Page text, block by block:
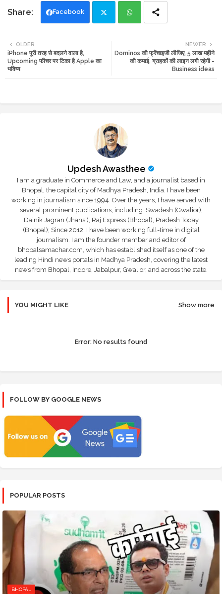
Facebook
ats
NEWER
Dominos की फ्रेंचाइजी लीजिए, 5 लाख महीने
की कमाई, ग्राहकों की लाइन लगी रहेगी -
Business ideas
OLDER
iPhone पूरी तरह से बदलने वाला है,
Upcoming फीचर पर टिका है Apple का
भविष्य
Updesh Awasthee
I am a graduate in Commerce and Law, and a journalist based in
Bhopal, the capital city of Madhya Pradesh, India. I have been
working in journalism since 1994. Over the years, I have served with
several prominent publications, including: Swadesh (Gwalior),
Dainik Jagran (Jhansi), Raj Express (Bhopal), Pradesh Today
(Bhopal); Since 2012, I have been working full-time in digital
journalism. I am the founder member and editor of
bhopalsamachar.com, which has established itself as one of the
leading Hindi news portals in Madhya Pradesh, covering the latest
news from Bhopal, Indore, Jabalpur, Gwalior, and across the state.
YOU MIGHT LIKE Show more
Error: No results found
FOLLOW BY GOOGLE NEWS
POPULAR POSTS
BHOPAL